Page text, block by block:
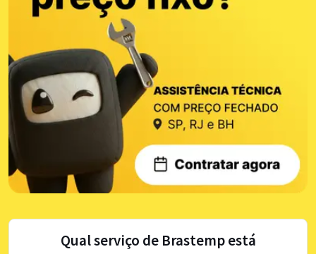
Qual serviço de Brastemp está